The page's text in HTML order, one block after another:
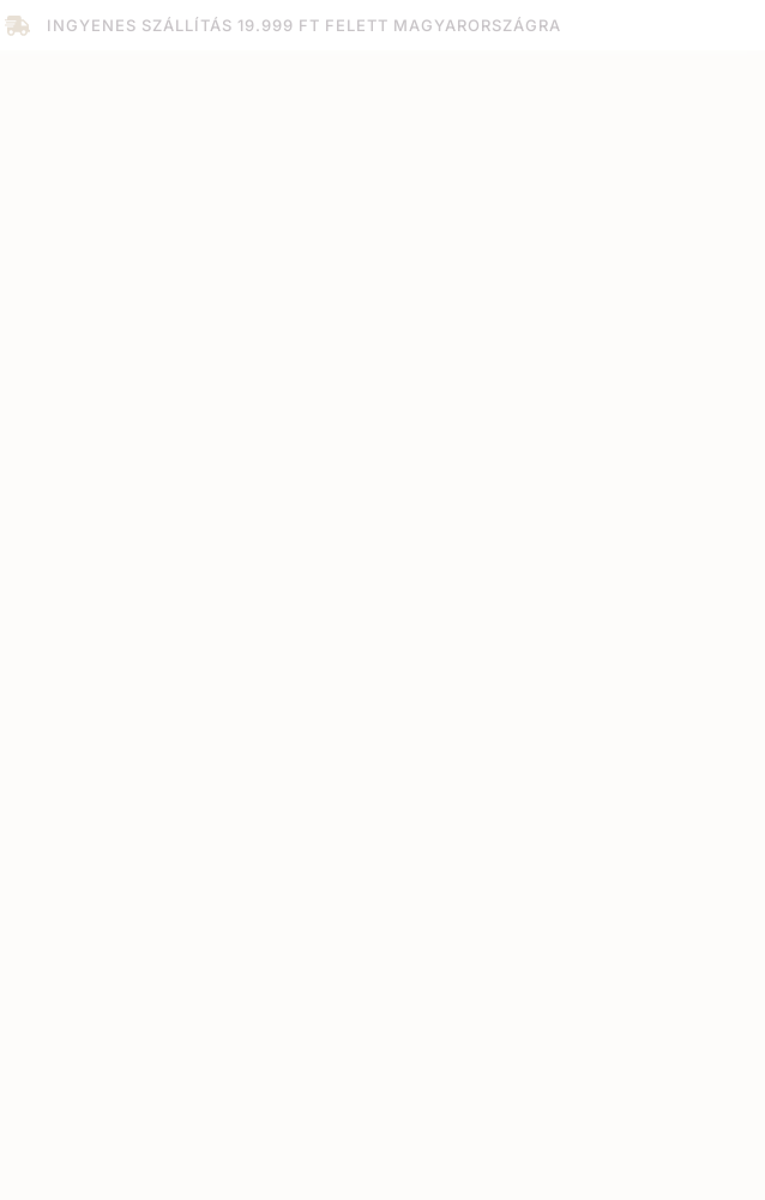
INGYENES SZÁLLÍTÁS 19.999 FT FELETT MAGYARORSZÁGRA